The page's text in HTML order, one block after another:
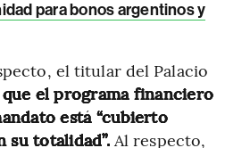
para bonos argentinos y
el titular del Palacio
el programa financiero
está “cubierto
su totalidad”.Al respecto,